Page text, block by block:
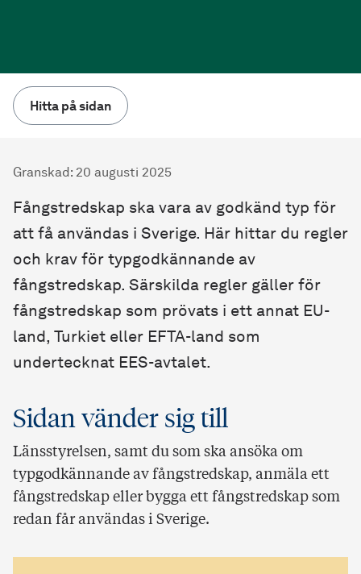
Hitta på sidan
Granskad : 20 augusti 2025
Fångstredskap ska vara av godkänd typ för
att få användas i Sverige. Här hittar du regler
och krav för typgodkännande av
fångstredskap. Särskilda regler gäller för
fångstredskap som prövats i ett annat EU-
land, Turkiet eller EFTA-land som
undertecknat EES-avtalet.
Sidan vänder sig till
Länsstyrelsen, samt du som ska ansöka om
typgodkännande av fångstredskap, anmäla ett
fångstredskap eller bygga ett fångstredskap som
redan får användas i Sverige.